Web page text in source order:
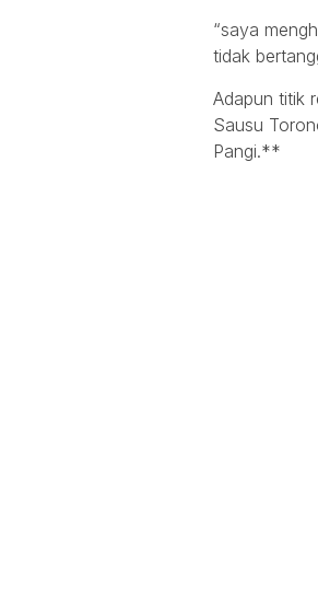
“saya
tidak
Adapun titik
Sausu
Pangi.**